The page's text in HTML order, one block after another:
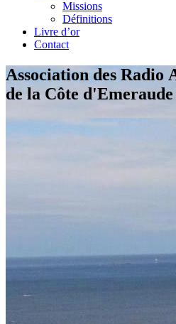
Missions
Définitions
Livre d’or
Contact
Association des Radio
de la Côte d'Emeraude